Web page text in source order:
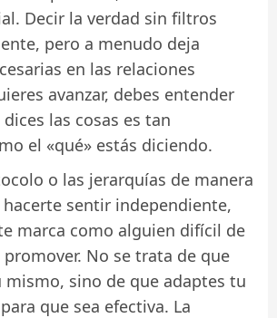
Decir la verdad sin filtros
pero a menudo deja
en las relaciones
avanzar, debes entender
las cosas es tan
el «qué» estás diciendo.
o las jerarquías de manera
sentir independiente,
marca como alguien difícil de
No se trata de que
mismo, sino de que adaptes tu
que sea efectiva. La